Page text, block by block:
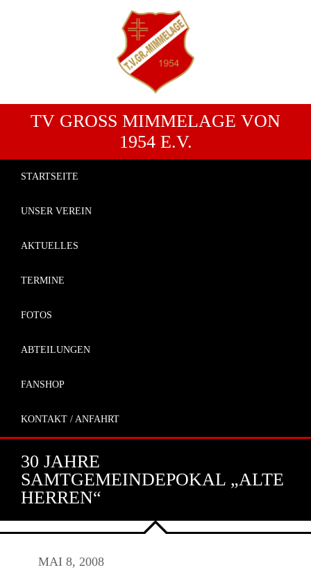
TV GROSS MIMMELAGE VON 1
954 E.V.
STARTSEITE
UNSER VEREIN
AKTUELLES
TERMINE
FOTOS
ABTEILUNGEN
FANSHOP
KONTAKT / ANFAHRT
30 JAHRE
SAMTGEMEINDEPOKAL „ALTE
HERREN“
MAI 8, 2008